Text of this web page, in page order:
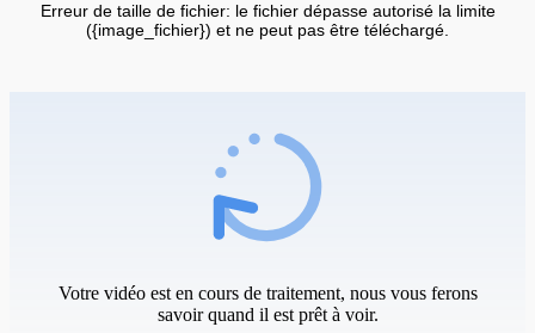
Erreur de taille de fichier: le fichier dépasse autorisé la limite
({image_fichier}) et ne peut pas être téléchargé.
Votre vidéo est en cours de traitement, nous vous ferons
savoir quand il est prêt à voir.